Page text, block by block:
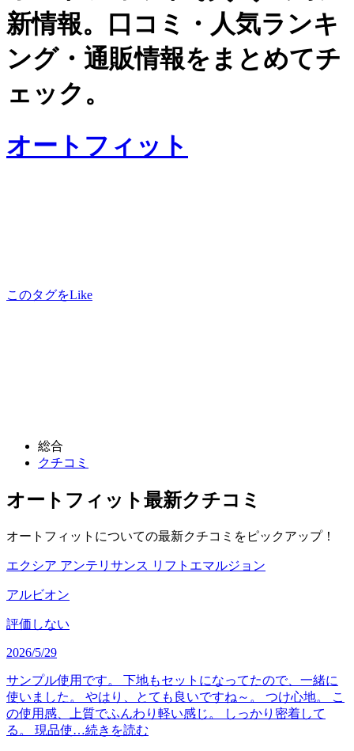
新情報。口コミ・人気ランキ
ング・通販情報をまとめてチ
ェック。
オートフィット
このタグをLike
総合
クチコミ
オートフィット最新クチコミ
オートフィットについての最新クチコミをピックアップ！
エクシア アンテリサンス リフトエマルジョン
アルビオン
評価しない
2026/5/29
サンプル使用です。 下地もセットになってたので、一緒に
使いました。 やはり、とても良いですね～。 つけ心地。 こ
の使用感、上質でふんわり軽い感じ。 しっかり密着して
る。 現品使…続きを読む